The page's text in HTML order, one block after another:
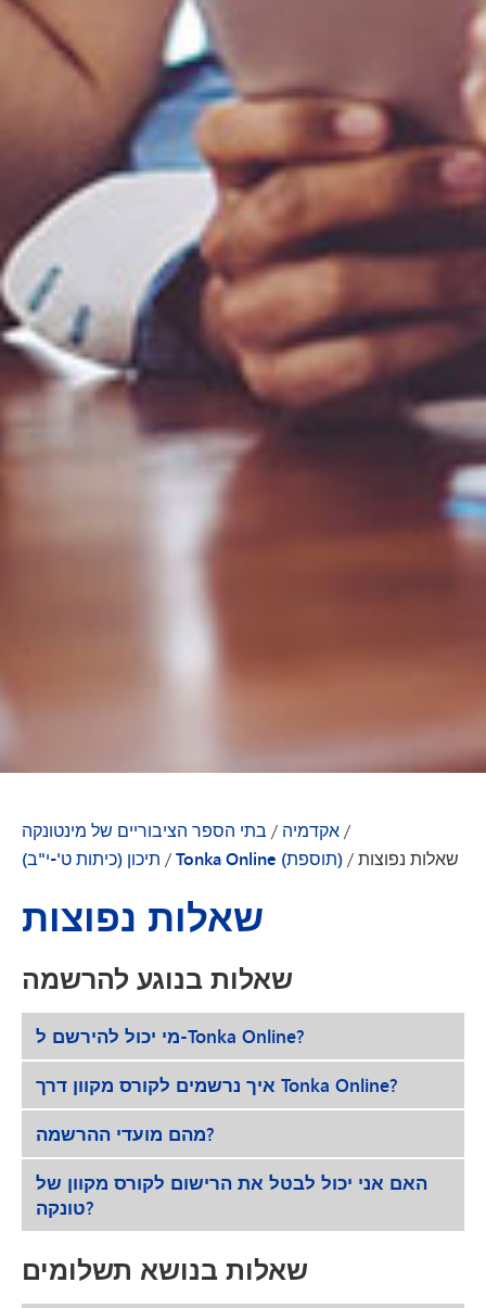
בתי הספר הציבוריים של מינטונקה / אקדמיה /
תיכון (כיתות ט'-י"ב) / Tonka Online (תוספת) /שאלות נפוצות
שאלות נפוצות
שאלות בנוגע להרשמה
מי יכול להירשם ל-Tonka Online?
איך נרשמים לקורס מקוון דרך Tonka Online?
מהם מועדי ההרשמה?
האם אני יכול לבטל את הרישום לקורס מקוון של
טונקה?
שאלות בנושא תשלומים